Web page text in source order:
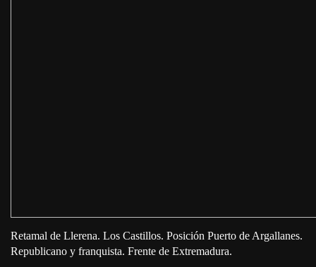
Retamal de Llerena. Los Castillos. Posición Puerto de Argallanes.
Republicano y franquista. Frente de Extremadura.